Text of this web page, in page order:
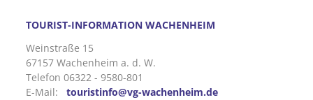
TOURIST-INFORMATION WACHENHEIM
Weinstraße 15
67157 Wachenheim a. d. W.
Telefon 06322 - 9580-801
E-Mail:
touristinfo@vg-wachenheim.de